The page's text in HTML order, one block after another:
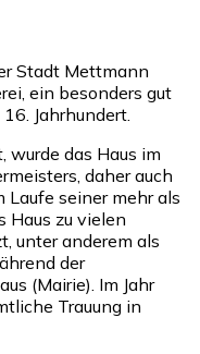
Stadt Mettmann
ein besonders gut
Jahrhundert.
das Haus im
daher auch
Laufe seiner mehr als
Haus zu vielen
unter anderem als
der
(Mairie). Im Jahr
Trauung in